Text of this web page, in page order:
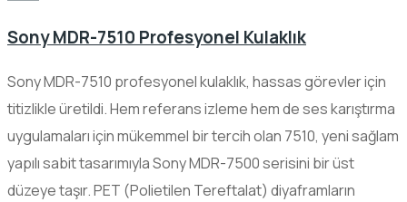
Sony MDR-7510 Profesyonel Kulaklık
Sony MDR-7510 profesyonel kulaklık, hassas görevler için
titizlikle üretildi. Hem referans izleme hem de ses karıştırma
uygulamaları için mükemmel bir tercih olan 7510, yeni sağlam
yapılı sabit tasarımıyla Sony MDR-7500 serisini bir üst
düzeye taşır. PET (Polietilen Tereftalat) diyaframların